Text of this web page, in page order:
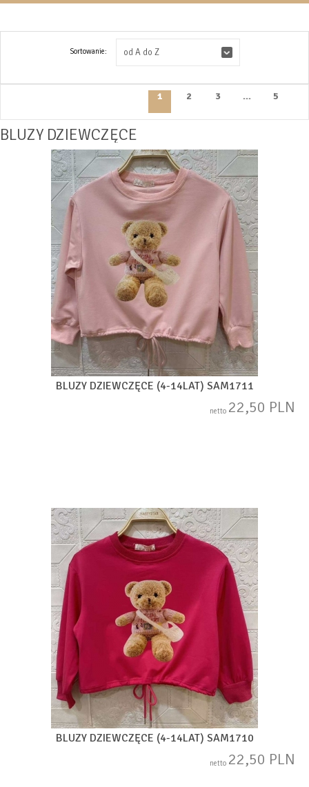
Sortowanie: od A do Z
1 2 3 ... 5
BLUZY DZIEWCZĘCE
BLUZY DZIEWCZĘCE (4-14LAT) SAM1711
netto 22,50 PLN
BLUZY DZIEWCZĘCE (4-14LAT) SAM1710
netto 22,50 PLN